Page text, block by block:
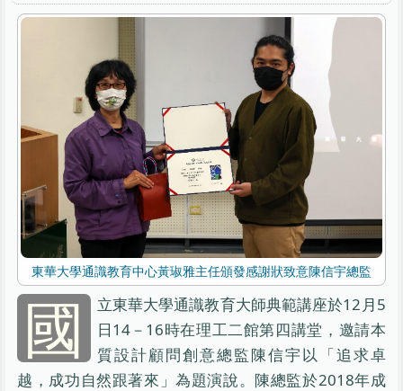
東華大學通識教育中心黃琡雅主任頒發感謝狀致意陳信宇總監
國
立東華大學通識教育大師典範講座於12月5
日14－16時在理工二館第四講堂，邀請本
質設計顧問創意總監陳信宇以「追求卓
越，成功自然跟著來」為題演說。陳總監於2018年成